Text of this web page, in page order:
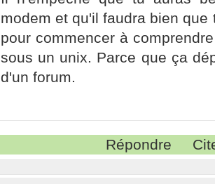
modem et qu'il faudra bien
pour commencer à
sous un unix. Parce que ça
d'un forum.
Répondre